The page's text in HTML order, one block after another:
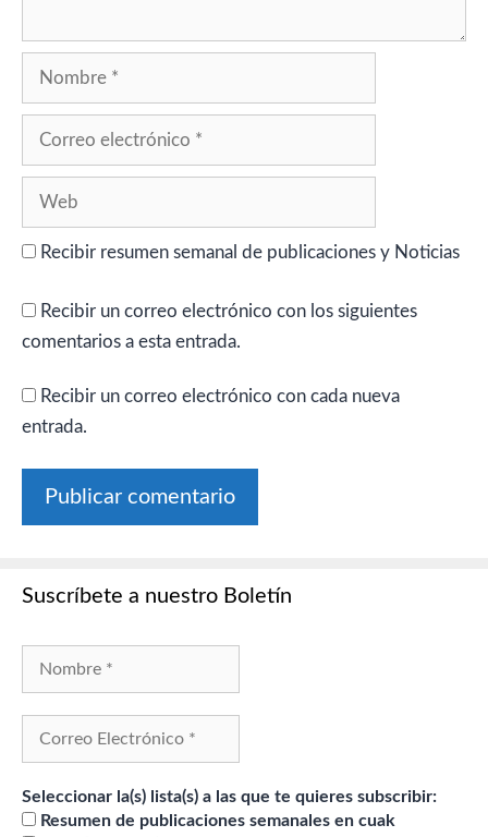
Recibir resumen semanal de publicaciones y Noticias
Recibir un correo electrónico con los siguientes
comentarios a esta entrada.
Recibir un correo electrónico con cada nueva
entrada.
Suscríbete a nuestro Boletín
Seleccionar la(s) lista(s) a las que te quieres subscribir:
Resumen de publicaciones semanales en cuak